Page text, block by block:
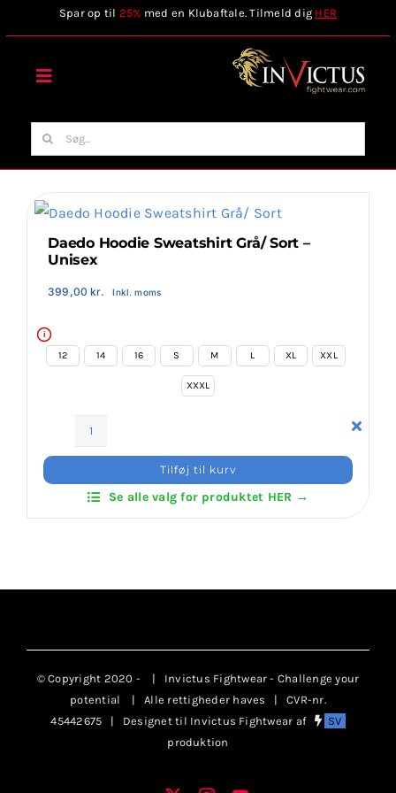
to
Spar op til 25% med en Klubaftale. Tilmeld dig HER
Toggle
Forside
Stilart / Kampsport
Vælg Tilbehør
Invictus Brands
Brodering / Tryk
Kontakt Invictus Fightwear
Om Invictus Fightwear
Information
Søg
efter:
Daedo Hoodie Sweatshirt Grå/ Sort –
Unisex
399,00kr. Inkl. moms
i
12 14 16 S M L XL XXL
XXXL
Sweatshirt
Grå/
antal
Tilføj til kurv
Se alle valg for produktet HER →
© Copyright 2020 -
| Invictus Fightwear - Challenge your
potential
| Alle rettigheder haves | CVR-nr.
45442675 | Designet til Invictus Fightwear af
SV
produktion